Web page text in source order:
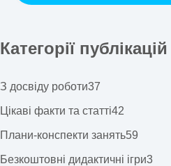
Категорії публікацій
З досвіду роботи37
Цікаві факти та статті42
Плани-конспекти занять59
Безкоштовні дидактичні ігри3